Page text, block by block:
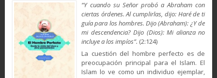
“Y cuando su Señor probó a Abraham con
ciertas órdenes. Al cumplirlas, dijo: Haré de ti
guía para los hombres. Dijo (Abraham): ¿Y de
mi descendencia? Dijo (Dios): Mi alianza no
incluye a los impíos”. (2:124)
La cuestión del hombre perfecto es de
preocupación principal para el Islam. El
Islam lo ve como un individuo ejemplar,